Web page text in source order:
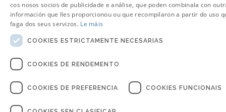
cos nosos socios de publicidade e análise, que poden combinala con
información que lles proporcionou ou que recompilaron a partir do uso
faga dos seus servizos. Le máis
COOKIES ESTRICTAMENTE NECESARIAS
COOKIES DE RENDEMENTO
COOKIES DE PREFERENCIA COOKIES FUNCIONAIS